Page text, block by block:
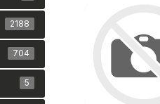
2188
704
5